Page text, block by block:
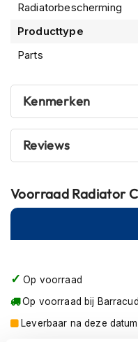
e
l
m
e
R
a
c
e
h
e
e
n
R
r
h
e
Radiatorbescherming
Producttype
Parts
Kenmerken
Reviews
Voorraad Radiator
Op voorraad
Op voorraad bij
Leverbaar na deze datum